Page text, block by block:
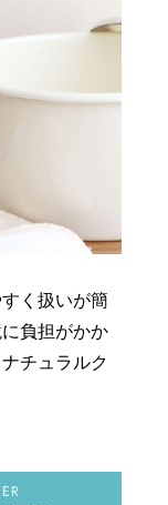
く扱いが簡
負担がかか
チュラルク